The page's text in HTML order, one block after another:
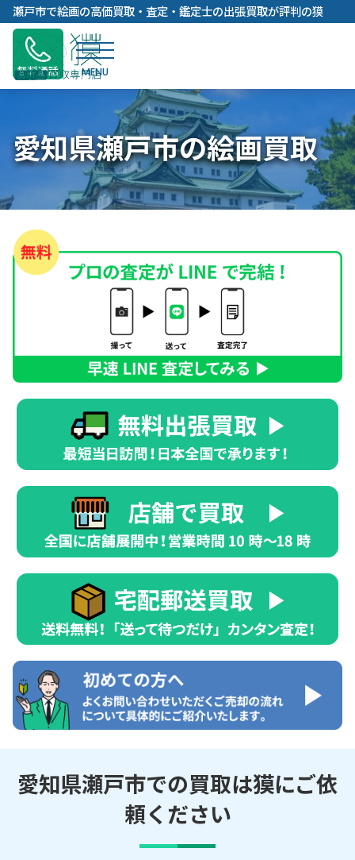
内
容
キ
ッ
プ
瀬戸市で絵画の高価買取・査定・鑑定士の出張買取が評判の獏
無料通話
愛知県瀬戸市の絵画買取
愛知県瀬戸市での買取は獏にご依
頼ください